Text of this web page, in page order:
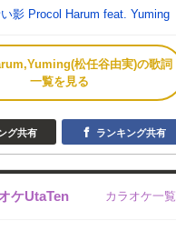
影 Procol Harum feat. Yuming
松任谷由実)の歌詞
一覧を見る
グ共有 ランキング共有
ケUtaTen カラオケ一覧